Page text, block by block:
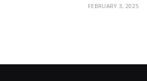
FEBRUARY 3, 2025